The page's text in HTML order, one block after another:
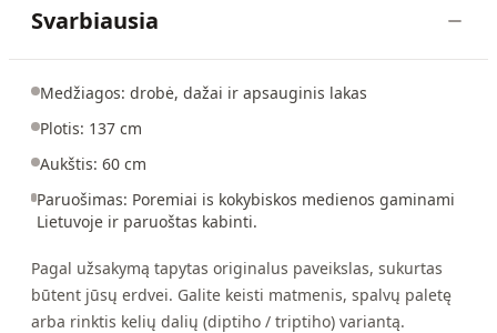
Svarbiausia
Medžiagos: drobė, dažai ir apsauginis lakas
Plotis: 137 cm
Aukštis: 60 cm
Paruošimas: Poremiai is kokybiskos medienos gaminami
Lietuvoje ir paruoštas kabinti.
Pagal užsakymą tapytas originalus paveikslas, sukurtas
būtent jūsų erdvei. Galite keisti matmenis, spalvų paletę
arba rinktis kelių dalių (diptiho / triptiho) variantą.